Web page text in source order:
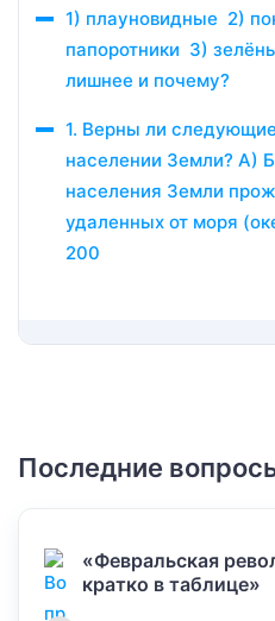
1) плауновидные 2)
папоротники 3)
лишнее и почему?
1. Верны ли
населении Земли? А)
населения Земли
удаленных от моря
200
Последние
«Февральская
кратко в таблице»